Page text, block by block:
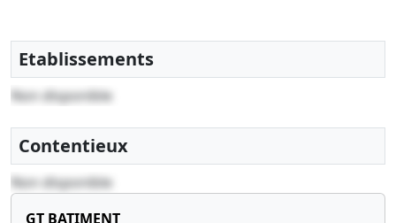
Etablissements
Non disponible
Contentieux
Non disponible
GT BATIMENT